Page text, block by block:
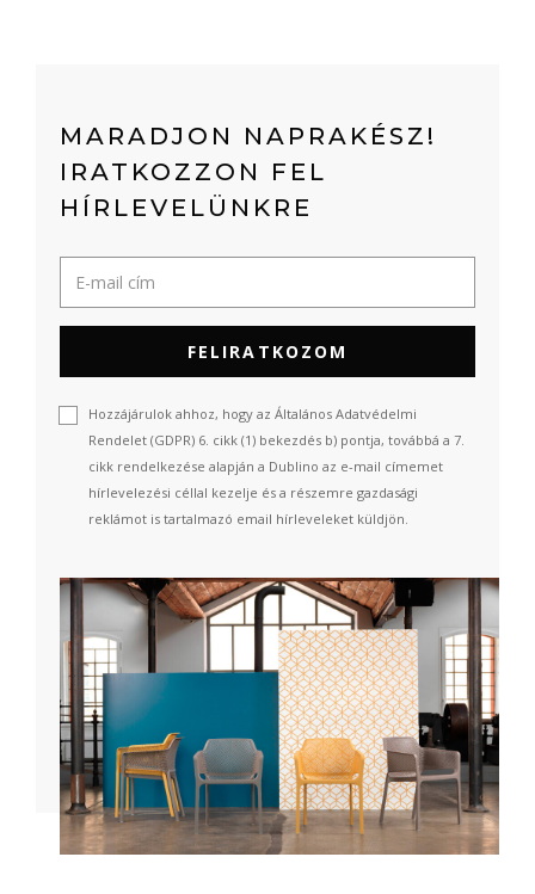
MARADJON NAPRAKÉSZ!
IRATKOZZON FEL
HÍRLEVELÜNKRE
FELIRATKOZOM
Hozzájárulok ahhoz, hogy az Általános Adatvédelmi
Rendelet (GDPR) 6. cikk (1) bekezdés b) pontja, továbbá a 7.
cikk rendelkezése alapján a Dublino az e-mail címemet
hírlevelezési céllal kezelje és a részemre gazdasági
reklámot is tartalmazó email hírleveleket küldjön.